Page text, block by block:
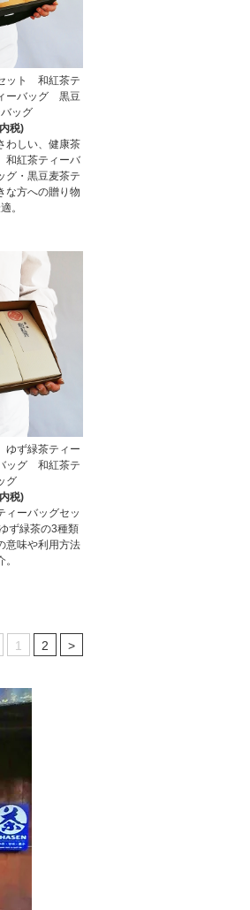
ット 和紅茶テ
ーバッグ 黒豆
ッグ
税)
わしい、健康茶
和紅茶ティーバ
グ・黒豆麦茶テ
な方への贈り物
。
ず緑茶ティー
ッグ 和紅茶テ
グ
税)
ィーバッグセッ
ず緑茶の3種類
意味や利用方法
1 2 >